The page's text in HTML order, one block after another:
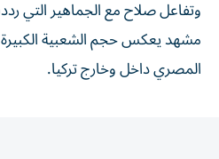
وتفاعل صلاح مع الجماهير التي
مشهد يعكس حجم الشعبية
المصري داخل وخارج تركيا.